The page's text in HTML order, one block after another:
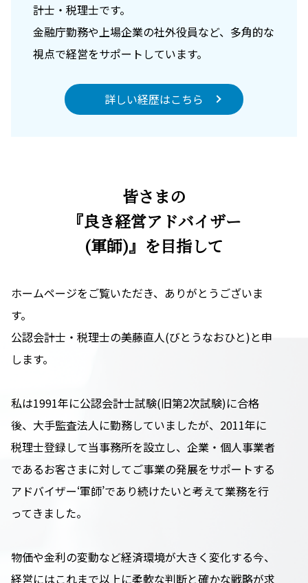
計士・税理士です。
金融庁勤務や上場企業の社外役員など、多角的な
視点で経営をサポートしています。
詳しい経歴はこちら
皆さまの
『良き経営アドバイザー
(軍師)』を目指して
ホームページをご覧いただき、ありがとうございま
す。
公認会計士・税理士の美藤直人(びとうなおひと)と申
します。
私は1991年に公認会計士試験(旧第2次試験)に合格
後、大手監査法人に勤務していましたが、2011年に
税理士登録して当事務所を設立し、企業・個人事業者
であるお客さまに対してご事業の発展をサポートする
アドバイザー‘軍師’であり続けたいと考えて業務を行
ってきました。
物価や金利の変動など経済環境が大きく変化する今、
経営にはこれまで以上に柔軟な判断と確かな戦略が求